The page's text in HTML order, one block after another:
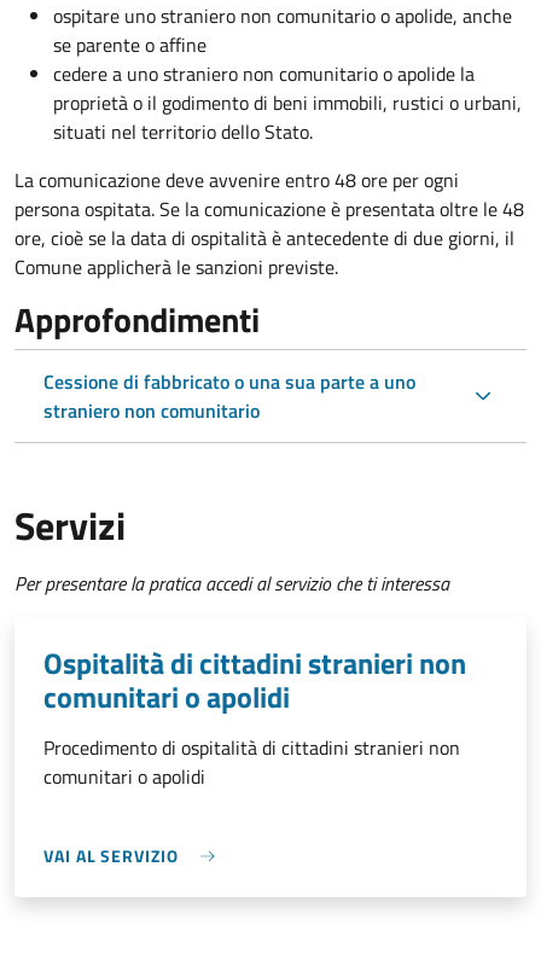
ospitare uno straniero non comunitario o apolide, anche
se parente o affine
cedere a uno straniero non comunitario o apolide la
proprietà o il godimento di beni immobili, rustici o urbani,
situati nel territorio dello Stato.
La comunicazione deve avvenire entro 48 ore per ogni
persona ospitata. Se la comunicazione è presentata oltre le 48
ore, cioè se la data di ospitalità è antecedente di due giorni, il
Comune applicherà le sanzioni previste.
Approfondimenti
Cessione di fabbricato o una sua parte a uno
straniero non comunitario
Servizi
Per presentare la pratica accedi al servizio che ti interessa
Ospitalità di cittadini stranieri non
comunitari o apolidi
Procedimento di ospitalità di cittadini stranieri non
comunitari o apolidi
VAI AL SERVIZIO